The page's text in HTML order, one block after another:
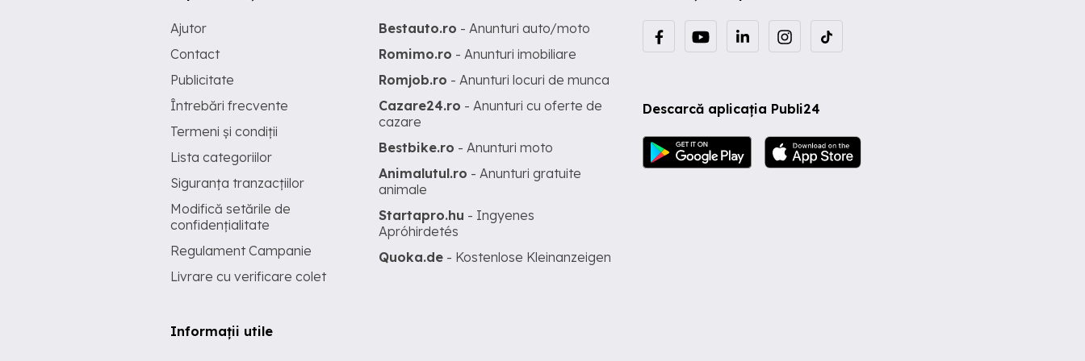
Descarcă aplicația Publi24
Ajutor
Contact
Publicitate
Întrebări frecvente
Termeni și condiții
Lista categoriilor
Siguranța tranzacțiilor
Modifică setările de
confidențialitate
Regulament Campanie
Livrare cu verificare colet
Informații utile
Bestauto.ro - Anunturi auto/moto
Romimo.ro - Anunturi imobiliare
Romjob.ro - Anunturi locuri de munca
Cazare24.ro - Anunturi cu oferte de
cazare
Bestbike.ro - Anunturi moto
Animalutul.ro - Anunturi gratuite
animale
Startapro.hu - Ingyenes
Apróhirdetés
Quoka.de - Kostenlose Kleinanzeigen